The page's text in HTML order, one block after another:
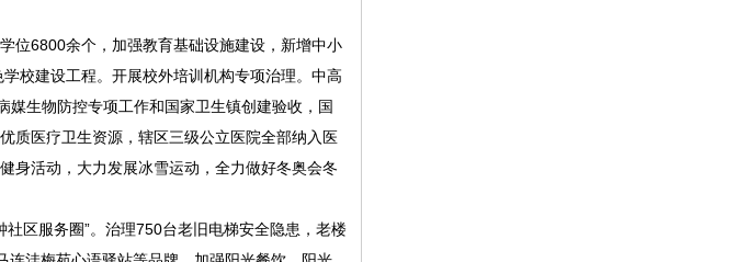
6800余个，加强教育基础设施建设，新增中小
校建设工程。开展校外培训机构专项治理。中高
媒生物防控专项工作和国家卫生镇创建验收，国
质医疗卫生资源，辖区三级公立医院全部纳入医
身活动，大力发展冰雪运动，全力做好冬奥会冬
区服务圈”。治理750台老旧电梯安全隐患，老楼